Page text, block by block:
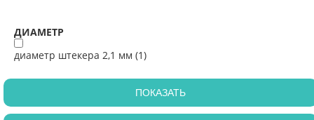
ДИАМЕТР
диаметр штекера 2,1 мм (1)